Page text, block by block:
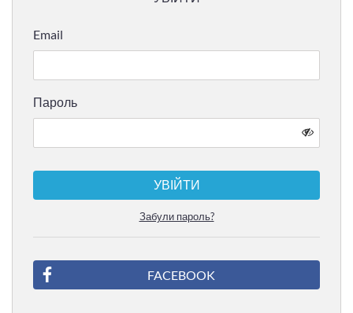
Email
Пароль
УВІЙТИ
Забули пароль?
FACEBOOK